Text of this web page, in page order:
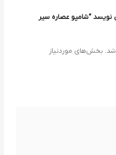
“شامپو عصاره سیر
بخش‌های موردنیاز